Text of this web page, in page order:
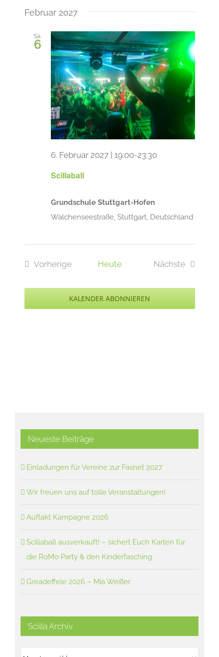
wählen.
Februar 2027
Sa.
6
Scillaball
6. Februar 2027 | 19:00-23:30
Grundschule Stuttgart-Hofen
Walchenseestraße, Stuttgart, Deutschland
Vorherige
Heute
Nächste
KALENDER ABONNIEREN
Neueste Beiträge
Einladungen für Vereine zur Fasnet 2027
Wir freuen uns auf tolle Veranstaltungen!
Auftakt Kampagne 2026
Scillaball ausverkauft! – sichert Euch Karten für
die RoMo Party & den Kinderfasching
Greadeffele 2026 – Mia Weißer
Scilla Archiv
Scilla